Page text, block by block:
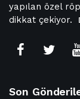
yapılan özel
dikkat çekiyor.
Son